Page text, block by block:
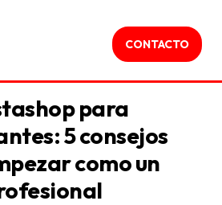
CONTACTO
para
5 consejos
como un